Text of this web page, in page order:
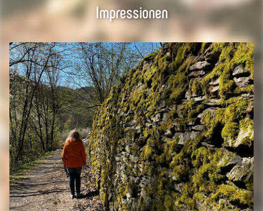
Impressionen